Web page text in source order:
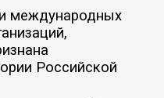
международных
Российской